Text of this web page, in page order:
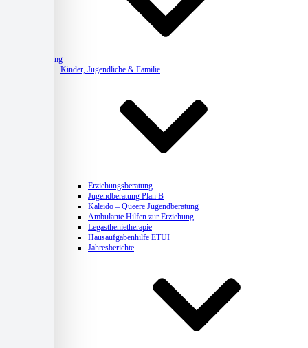
Beratung
Kinder, Jugendliche & Familie
Erziehungsberatung
Jugendberatung Plan B
Kaleido – Queere Jugendberatung
Ambulante Hilfen zur Erziehung
Legasthenietherapie
Hausaufgabenhilfe ETUI
Jahresberichte